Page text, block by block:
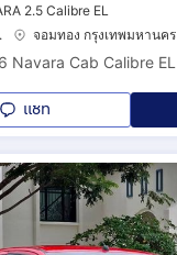
2.5 Calibre EL
จอมทอง กรุงเทพมหานคร
แชท